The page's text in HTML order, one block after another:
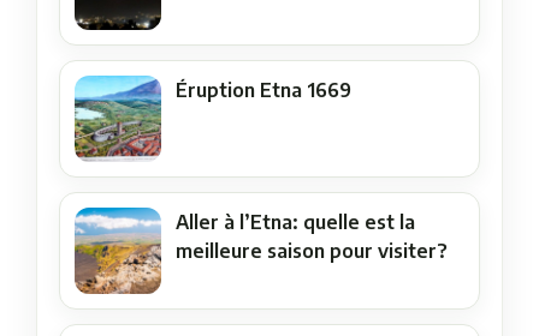
Éruption Etna 1669
Aller à l’Etna: quelle est la
meilleure saison pour visiter?